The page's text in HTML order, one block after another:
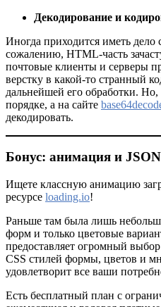
Декодирование и
Иногда приходится иметь
сожалению, HTML-часть
почтовые клиенты и серверы
верстку в какой-то странный
дальнейшей его обработки. Но,
порядке, а на сайте
декодировать.
Бонус: анимация и JSON
Ищете классную анимацию
ресурсе loading.io!
Раньше там была лишь
форм и только цветовые
предоставляет огромный
CSS стилей формы, цветов и
удовлетворит все ваши
Есть бесплатный план с